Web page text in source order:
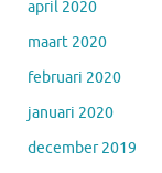
april 2020
maart 2020
februari 2020
januari 2020
december 2019